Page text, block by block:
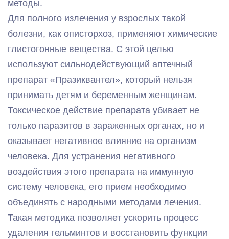
методы.
Для полного излечения у взрослых такой
болезни, как описторхоз, применяют химические
глистогонные вещества. С этой целью
используют сильнодействующий аптечный
препарат «Празиквантел», который нельзя
принимать детям и беременным женщинам.
Токсическое действие препарата убивает не
только паразитов в зараженных органах, но и
оказывает негативное влияние на организм
человека. Для устранения негативного
воздействия этого препарата на иммунную
систему человека, его прием необходимо
объединять с народными методами лечения.
Такая методика позволяет ускорить процесс
удаления гельминтов и восстановить функции